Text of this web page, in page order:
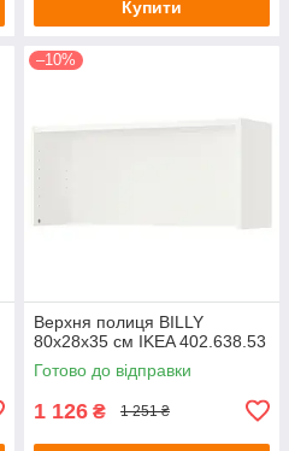
Купити
–10%
Верхня полиця BILLY
80х28х35 см IKEA 402.638.53
Готово до відправки
1 126 ₴ 1 251 ₴